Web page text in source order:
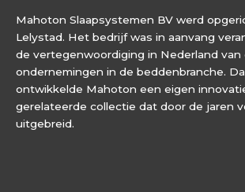
Mahoton Slaapsystemen BV werd
Lelystad. Het bedrijf was in aanvang
de vertegenwoordiging in Nederland van
ondernemingen in de beddenbranche.
ontwikkelde Mahoton een eigen
gerelateerde collectie dat door de jaren
uitgebreid.